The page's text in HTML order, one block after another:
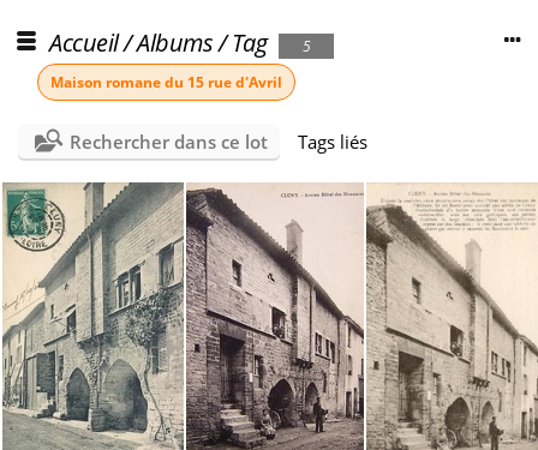
Accueil/Albums/Tag
5
Maison romane du 15 rue d'Avril
Rechercher dans ce lot Tags liés